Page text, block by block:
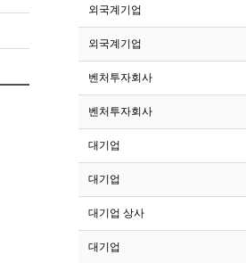
311
외국계기업
310
외국계기업
309
벤처투자회사
308
벤처투자회사
307
대기업
306
대기업
305
대기업 상사
304
대기업